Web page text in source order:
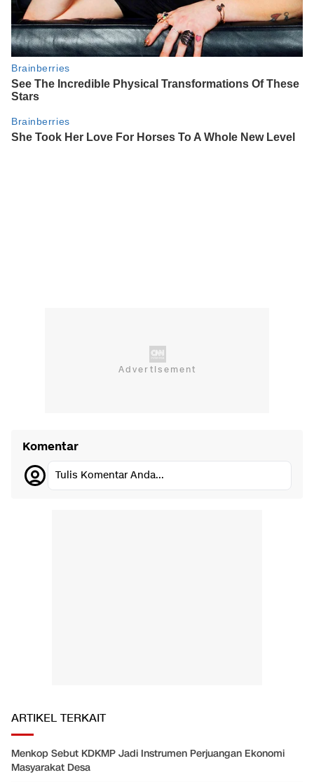
Komentar
Tulis Komentar Anda...
ARTIKEL TERKAIT
Menkop Sebut KDKMP Jadi Instrumen Perjuangan Ekonomi
Masyarakat Desa